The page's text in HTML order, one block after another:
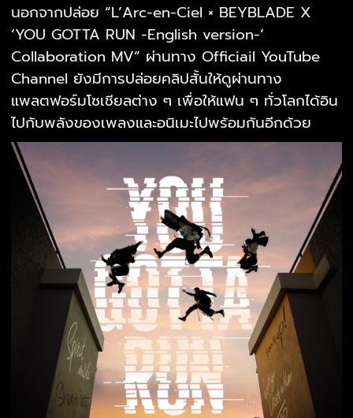
นอกจากปล่อย “L’Arc-en-Ciel × BEYBLADE X
‘YOU GOTTA RUN -English version-’
Collaboration MV” ผ่านทาง Officiail YouTube
Channel ยังมีการปล่อยคลิปสั้นให้ดูผ่านทาง
แพลตฟอร์มโซเชียลต่าง ๆ เพื่อให้แฟน ๆ ทั่วโลกได้อิน
ไปกับพลังของเพลงและอนิเมะไปพร้อมกันอีกด้วย